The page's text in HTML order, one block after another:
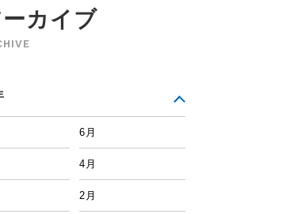
カイブ
6月
4月
2月